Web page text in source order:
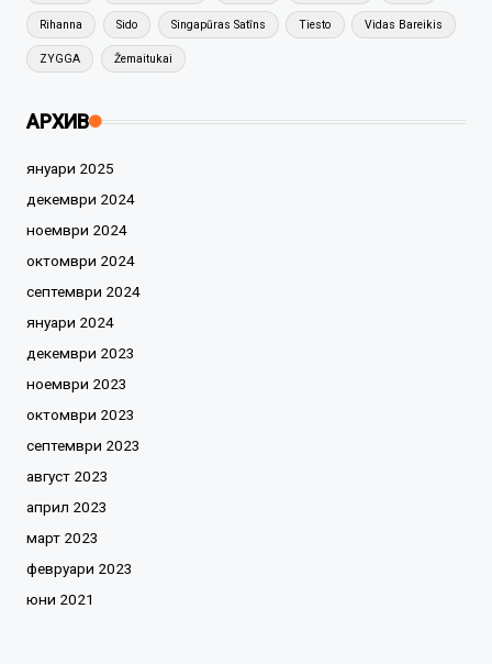
Rihanna Sido Singapūras Satīns Tiesto Vidas Bareikis
ZYGGA Žemaitukai
АРХИВ
януари 2025
декември 2024
ноември 2024
октомври 2024
септември 2024
януари 2024
декември 2023
ноември 2023
октомври 2023
септември 2023
август 2023
април 2023
март 2023
февруари 2023
юни 2021